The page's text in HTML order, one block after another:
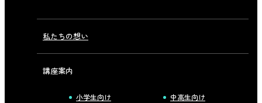
私たちの想い
講座案内
小学生向け 中高生向け